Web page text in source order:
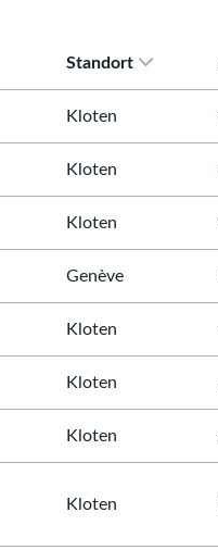
Standort
Kloten
Kloten
Kloten
Genève
Kloten
Kloten
Kloten
Kloten